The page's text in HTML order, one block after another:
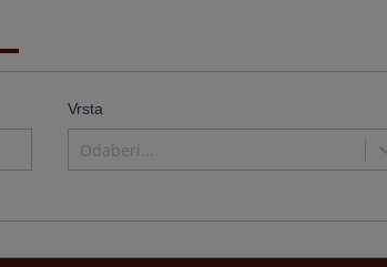
Vrsta
Odaberi...